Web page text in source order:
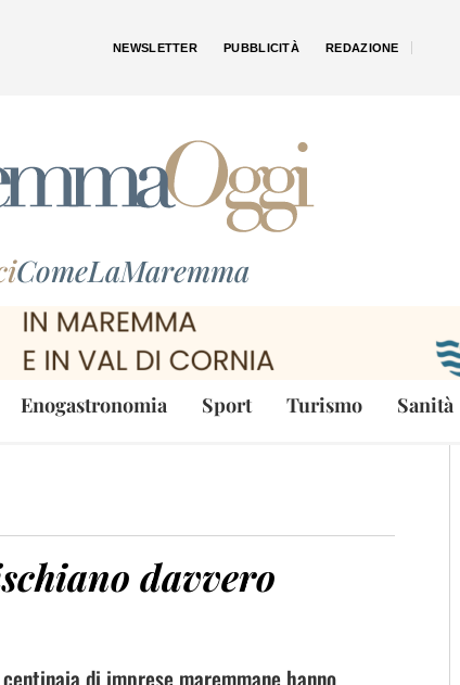
NEWSLETTER PUBBLICITÀ REDAZIONE
ComeLaMaremma
Enogastronomia Sport Turismo Sanità
davvero
di imprese maremmane hanno